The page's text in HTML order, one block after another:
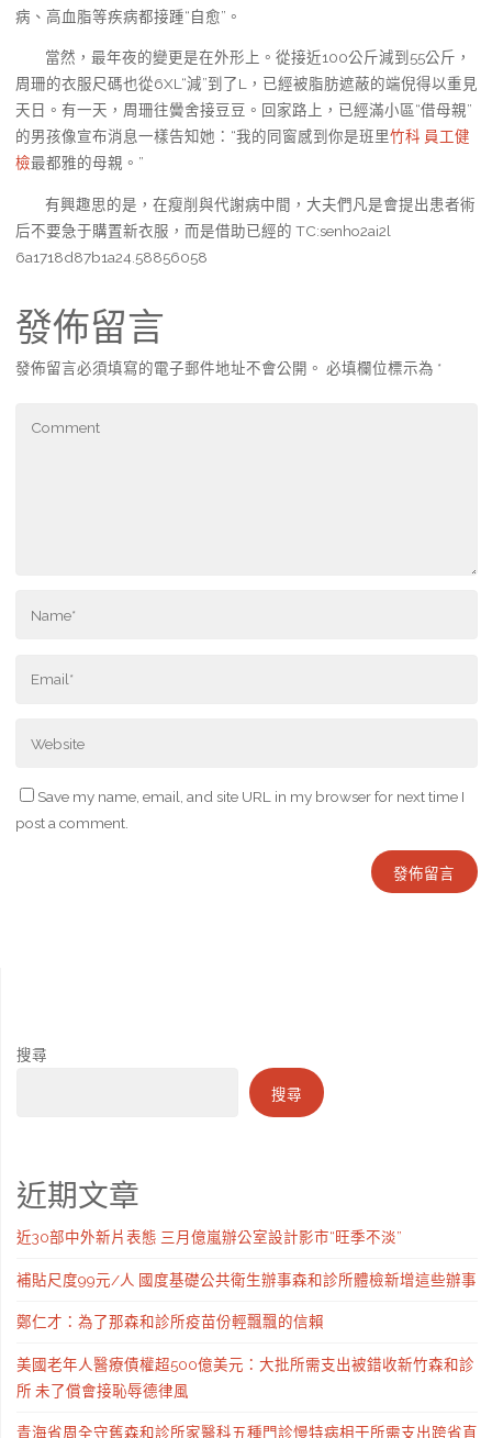
病、高血脂等疾病都接踵“自愈”。
當然，最年夜的變更是在外形上。從接近100公斤減到55公斤，
周珊的衣服尺碼也從6XL“減”到了L，已經被脂肪遮蔽的端倪得以重見
天日。有一天，周珊往黌舍接豆豆。回家路上，已經滿小區“借母親”
的男孩像宣布消息一樣告知她：“我的同窗感到你是班里竹科 員工健
檢最都雅的母親。”
有興趣思的是，在瘦削與代謝病中間，大夫們凡是會提出患者術
后不要急于購置新衣服，而是借助已經的 TC:senho2ai2l
6a1718d87b1a24.58856058
發佈留言
發佈留言必須填寫的電子郵件地址不會公開。 必填欄位標示為 *
Save my name, email, and site URL in my browser for next time I
post a comment.
搜尋
搜尋
近期文章
近30部中外新片表態 三月億嵐辦公室設計影市“旺季不淡”
補貼尺度99元/人 國度基礎公共衛生辦事森和診所體檢新增這些辦事
鄭仁才：為了那森和診所疫苗份輕飄飄的信賴
美國老年人醫療債權超500億美元：大批所需支出被錯收新竹森和診
所 未了償會接恥辱德律風
青海省周全守舊森和診所家醫科五種門診慢特病相干所需支出跨省直